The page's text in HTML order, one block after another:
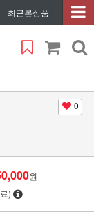
최근본상품
0
원
)